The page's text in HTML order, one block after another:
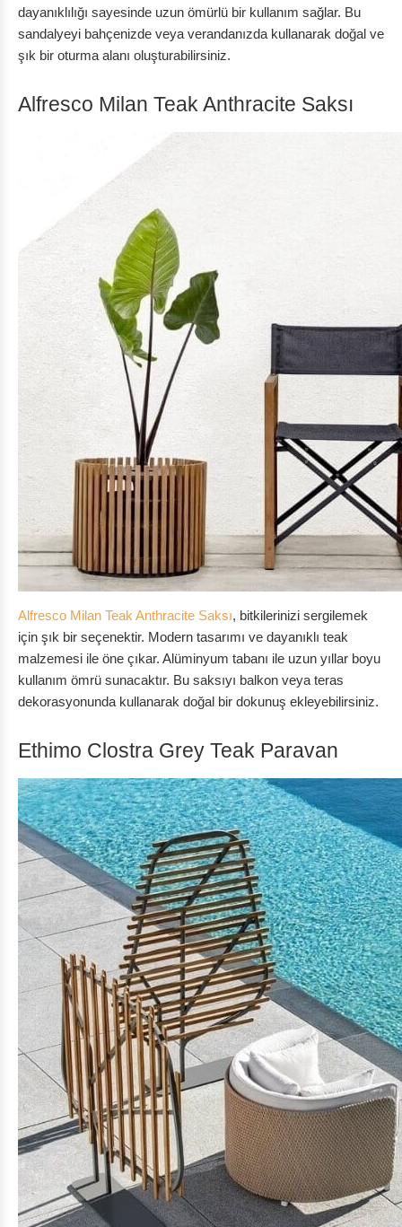
dayanıklılığı sayesinde uzun ömürlü bir kullanım sağlar. Bu
sandalyeyi bahçenizde veya verandanızda kullanarak doğal ve
şık bir oturma alanı oluşturabilirsiniz.
Alfresco Milan Teak Anthracite Saksı
Alfresco Milan Teak Anthracite Saksı, bitkilerinizi sergilemek
için şık bir seçenektir. Modern tasarımı ve dayanıklı teak
malzemesi ile öne çıkar. Alüminyum tabanı ile uzun yıllar boyu
kullanım ömrü sunacaktır. Bu saksıyı balkon veya teras
dekorasyonunda kullanarak doğal bir dokunuş ekleyebilirsiniz.
Ethimo Clostra Grey Teak Paravan